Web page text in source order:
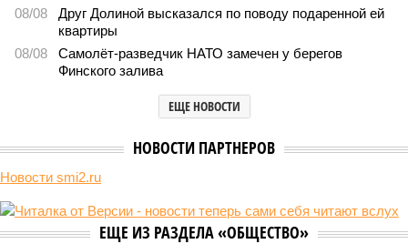
08/08
Друг Долиной высказался по поводу подаренной ей
квартиры
08/08
Самолёт-разведчик НАТО замечен у берегов
Финского залива
ЕЩЕ НОВОСТИ
НОВОСТИ ПАРТНЕРОВ
Новости smi2.ru
ЕЩЕ ИЗ РАЗДЕЛА «ОБЩЕСТВО»